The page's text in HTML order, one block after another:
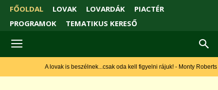
FŐOLDAL LOVAK LOVARDÁK
PIACTÉR
PROGRAMOK
TEMATIKUS KERESŐ
A lovak is beszélnek...csak oda kell figyelni rájuk! - Monty Roberts